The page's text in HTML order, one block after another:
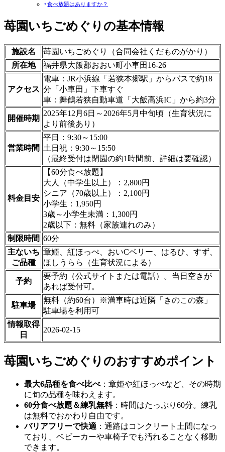
食べ放題はありますか？
苺園いちごめぐりの基本情報
施設名
苺園いちごめぐり（合同会社くだものがかり）
所在地
福井県大飯郡おおい町小車田16-26
アクセス
電車：JR小浜線「若狭本郷駅」からバスで約18
分「小車田」下車すぐ
車：舞鶴若狭自動車道「大飯高浜IC」から約3分
開催時期
2025年12月6日～2026年5月中旬頃（生育状況に
より前後あり）
営業時間
平日：9:30～15:00
土日祝：9:30～15:50
（最終受付は閉園の約1時間前、詳細は要確認）
料金目安
【60分食べ放題】
大人（中学生以上）：2,800円
シニア（70歳以上）：2,100円
小学生：1,950円
3歳～小学生未満：1,300円
2歳以下：無料（家族連れのみ）
制限時間 60分
主ないち
ご品種
章姫、紅ほっぺ、おいCベリー、はるひ、すず、
ほしうらら（生育状況による）
予約
要予約（公式サイトまたは電話）。当日空きが
あれば受付可。
駐車場
無料（約60台）※満車時は近隣「きのこの森」
駐車場を利用可
情報取得
日
2026-02-15
苺園いちごめぐりのおすすめポイント
最大6品種を食べ比べ：章姫や紅ほっぺなど、その時期
に旬の品種を味わえます。
60分食べ放題＆練乳無料：時間はたっぷり60分。練乳
は無料でおかわり自由です。
バリアフリーで快適 ：通路はコンクリート土間になっ
ており、ベビーカーや車椅子でも汚れることなく移動
できます。